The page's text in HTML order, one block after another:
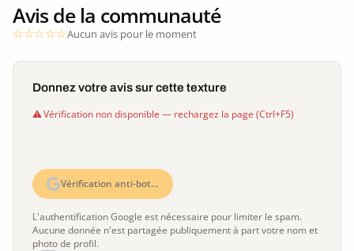
Avis de la communauté
Aucun avis pour le moment
Donnez votre avis sur cette texture
Vérification non disponible — rechargez la page (Ctrl+F5)
Vérification anti-bot…
L'authentification Google est nécessaire pour limiter le spam.
Aucune donnée n'est partagée publiquement à part votre nom et
photo de profil.